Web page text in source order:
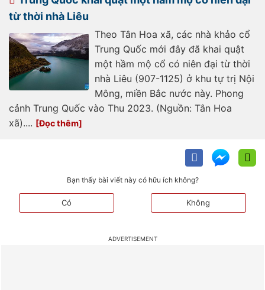
từ thời nhà Liêu
Theo Tân Hoa xã, các nhà khảo cổ
Trung Quốc mới đây đã khai quật
một hầm mộ cổ có niên đại từ thời
nhà Liêu (907-1125) ở khu tự trị Nội
Mông, miền Bắc nước này. Phong
cảnh Trung Quốc vào Thu 2023. (Nguồn: Tân Hoa
xã)....
Bạn thấy bài viết này có hữu ích không?
Có Không